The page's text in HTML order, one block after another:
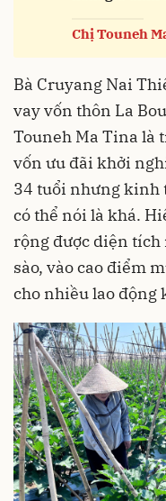
Chị Touneh
Bà Cruyang Nai
vay vốn thôn La
Touneh Ma Tina là
vốn ưu đãi khởi
34 tuổi nhưng kinh
có thể nói là khá.
rộng được diện
sào, vào cao điểm
cho nhiều lao động